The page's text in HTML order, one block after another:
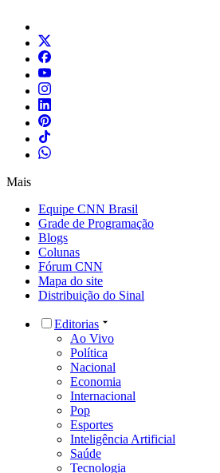
Mais
Equipe CNN Brasil
Grade de Programação
Blogs
Colunas
Fórum CNN
Mapa do site
Distribuição do Sinal
Editorias
Ao Vivo
Política
Nacional
Economia
Internacional
Pop
Esportes
Inteligência Artificial
Saúde
Tecnologia